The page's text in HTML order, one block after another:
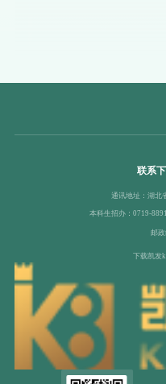
联系
通讯地址：湖北
本科生招办：0719-
邮
下载凯发